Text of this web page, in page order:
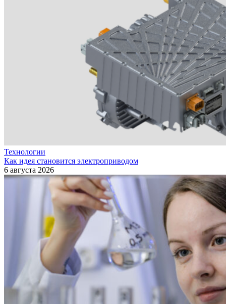
Технологии
Как идея становится электроприводом
6 августа 2026